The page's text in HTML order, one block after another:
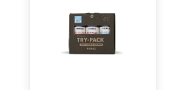
vitalitu rastlín.